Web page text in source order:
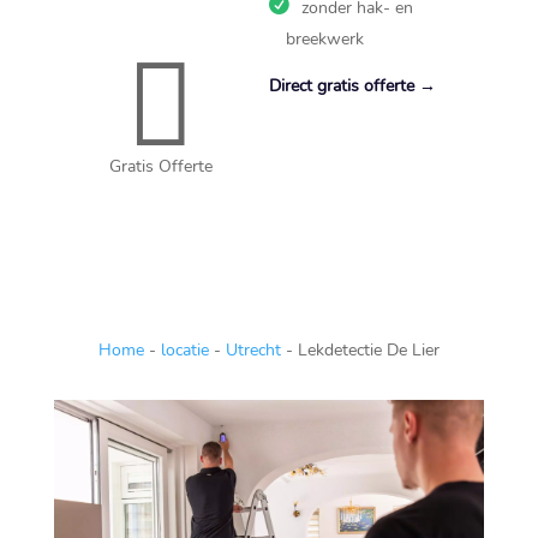

Gratis Offerte
zonder hak- en
breekwerk
Direct gratis offerte →
Home- locatie- Utrecht- Lekdetectie De Lier